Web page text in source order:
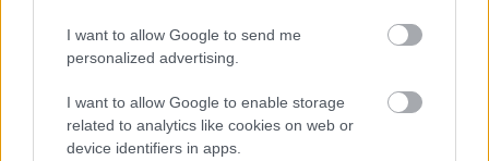
I want to allow Google to send me
personalized advertising.
I want to allow Google to enable storage
related to analytics like cookies on web or
device identifiers in apps.
μέτρων η οποία λειτουργεί για το κοινό Δευτέρα
και Τετάρτη 7.30 με 21.30, Τρίτη, Πέμπτη και
Παρασκευή 7.30 με 16.30 και 20.00 με 21.30 και
Σάββατο 8 με 14.00. Η μηνιαία συνδρομή κοστίζει